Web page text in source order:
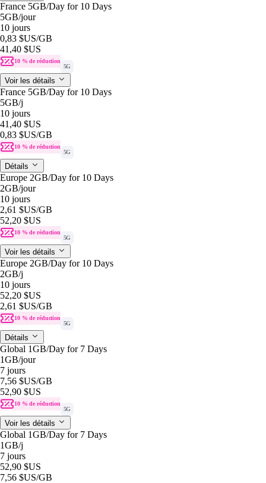
France 5GB/Day for 10 Days
5GB/jour
10 jours
0,83 $US/GB
41,40 $US
10 % de réduction
5G
Voir les détails
France 5GB/Day for 10 Days
5GB/j
10 jours
41,40 $US
0,83 $US/GB
10 % de réduction
5G
Détails
Europe 2GB/Day for 10 Days
2GB/jour
10 jours
2,61 $US/GB
52,20 $US
10 % de réduction
5G
Voir les détails
Europe 2GB/Day for 10 Days
2GB/j
10 jours
52,20 $US
2,61 $US/GB
10 % de réduction
5G
Détails
Global 1GB/Day for 7 Days
1GB/jour
7 jours
7,56 $US/GB
52,90 $US
10 % de réduction
5G
Voir les détails
Global 1GB/Day for 7 Days
1GB/j
7 jours
52,90 $US
7,56 $US/GB